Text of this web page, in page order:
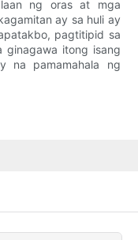
ng oras at mga
ay sa huli ay
pagtitipid sa
ginagawa itong isang
na pamamahala ng